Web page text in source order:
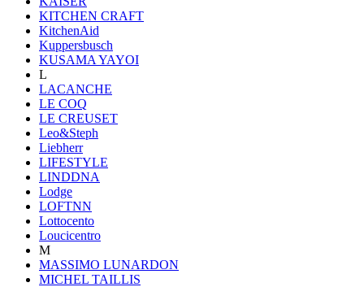
KITCHEN CRAFT
KitchenAid
Kuppersbusch
KUSAMA YAYOI
L
LACANCHE
LE COQ
LE CREUSET
Leo&Steph
Liebherr
LIFESTYLE
LINDDNA
Lodge
LOFTNN
Lottocento
Loucicentro
M
MASSIMO LUNARDON
MICHEL TAILLIS